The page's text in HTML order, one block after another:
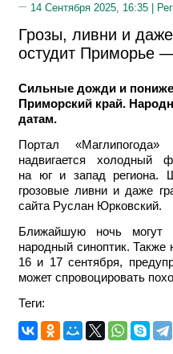
14 Сентября 2025, 16:35 |
Грозы, ливни и
остудит Приморье
Сильные дожди и
Приморский край.
датам.
Портал
надвигается холодный
на юг и запад региона.
грозовые ливни и даже
сайта Руслан Юрковский.
Ближайшую ночь могут
народный синоптик. Также
16 и 17 сентября,
может спровоцировать
Теги: